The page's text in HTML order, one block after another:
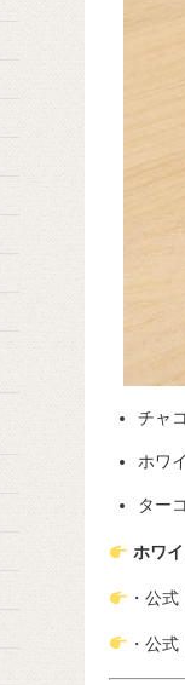
チャ
ホワ
ター
ホワ
・公
・公